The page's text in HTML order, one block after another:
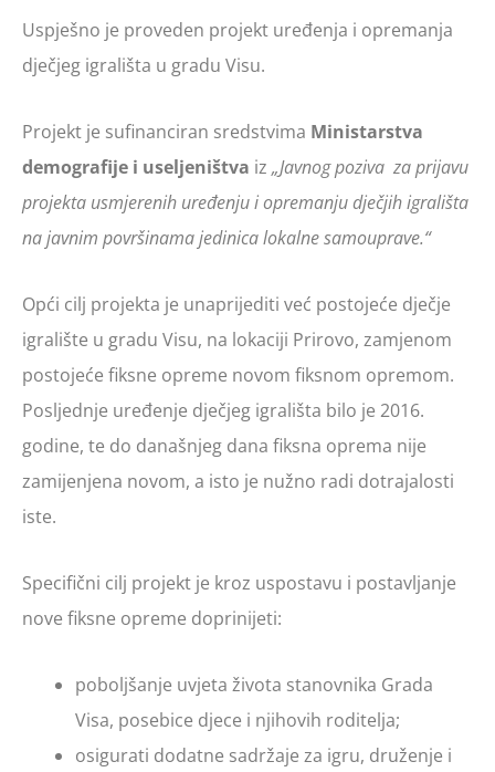
Uspješno je proveden projekt uređenja i opremanja
dječjeg igrališta u gradu Visu.
Projekt je sufinanciran sredstvima Ministarstva
demografije i useljeništva iz „Javnog poziva za prijavu
projekta usmjerenih uređenju i opremanju dječjih igrališta
na javnim površinama jedinica lokalne samouprave.“
Opći cilj projekta je unaprijediti već postojeće dječje
igralište u gradu Visu, na lokaciji Prirovo, zamjenom
postojeće fiksne opreme novom fiksnom opremom.
Posljednje uređenje dječjeg igrališta bilo je 2016.
godine, te do današnjeg dana fiksna oprema nije
zamijenjena novom, a isto je nužno radi dotrajalosti
iste.
Specifični cilj projekt je kroz uspostavu i postavljanje
nove fiksne opreme doprinijeti:
poboljšanje uvjeta života stanovnika Grada
Visa, posebice djece i njihovih roditelja;
osigurati dodatne sadržaje za igru, druženje i